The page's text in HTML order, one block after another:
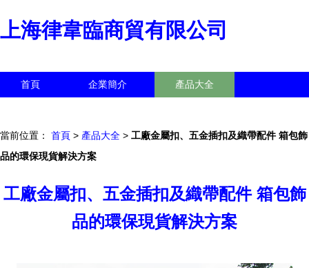
上海律韋臨商貿有限公司
首頁 企業簡介 產品大全
當前位置： 首頁 > 產品大全 > 工廠金屬扣、五金插扣及織帶配件 箱包飾
品的環保現貨解決方案
工廠金屬扣、五金插扣及織帶配件 箱包飾
品的環保現貨解決方案